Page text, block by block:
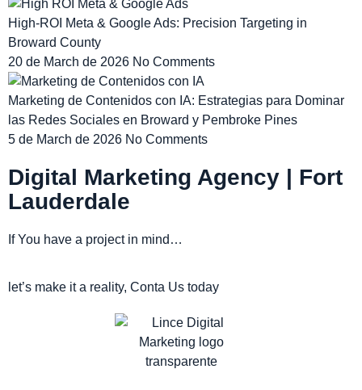
High-ROI Meta & Google Ads: Precision Targeting in
Broward County
20 de March de 2026 No Comments
Marketing de Contenidos con IA: Estrategias para Dominar
las Redes Sociales en Broward y Pembroke Pines
5 de March de 2026 No Comments
Digital Marketing Agency | Fort
Lauderdale
If You have a project in mind…
let’s make it a reality, Conta Us today